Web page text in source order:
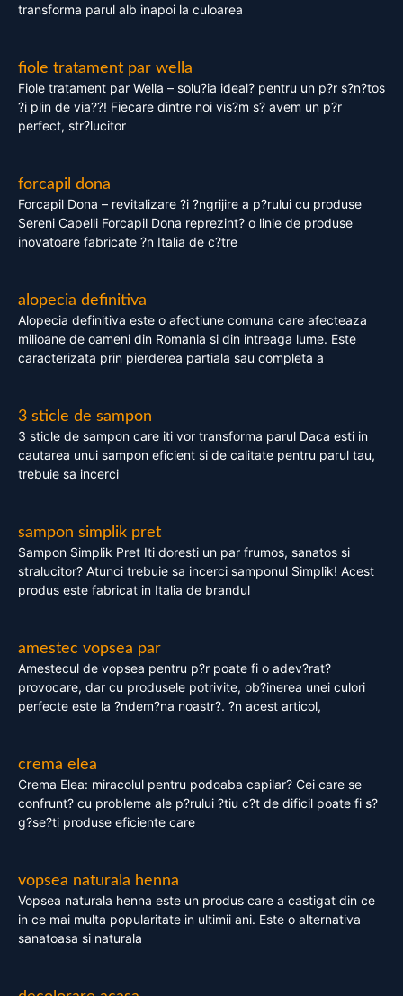
transforma parul alb inapoi la culoarea
fiole tratament par wella
Fiole tratament par Wella – solu?ia ideal? pentru un p?r s?n?tos
?i plin de via??! Fiecare dintre noi vis?m s? avem un p?r
perfect, str?lucitor
forcapil dona
Forcapil Dona – revitalizare ?i ?ngrijire a p?rului cu produse
Sereni Capelli Forcapil Dona reprezint? o linie de produse
inovatoare fabricate ?n Italia de c?tre
alopecia definitiva
Alopecia definitiva este o afectiune comuna care afecteaza
milioane de oameni din Romania si din intreaga lume. Este
caracterizata prin pierderea partiala sau completa a
3 sticle de sampon
3 sticle de sampon care iti vor transforma parul Daca esti in
cautarea unui sampon eficient si de calitate pentru parul tau,
trebuie sa incerci
sampon simplik pret
Sampon Simplik Pret Iti doresti un par frumos, sanatos si
stralucitor? Atunci trebuie sa incerci samponul Simplik! Acest
produs este fabricat in Italia de brandul
amestec vopsea par
Amestecul de vopsea pentru p?r poate fi o adev?rat?
provocare, dar cu produsele potrivite, ob?inerea unei culori
perfecte este la ?ndem?na noastr?. ?n acest articol,
crema elea
Crema Elea: miracolul pentru podoaba capilar? Cei care se
confrunt? cu probleme ale p?rului ?tiu c?t de dificil poate fi s?
g?se?ti produse eficiente care
vopsea naturala henna
Vopsea naturala henna este un produs care a castigat din ce
in ce mai multa popularitate in ultimii ani. Este o alternativa
sanatoasa si naturala